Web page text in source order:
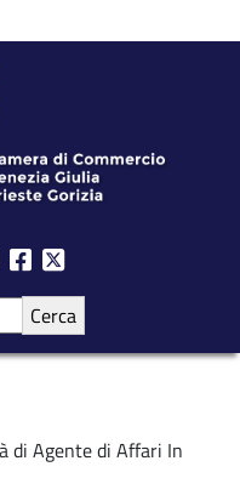
di Agente di Affari In